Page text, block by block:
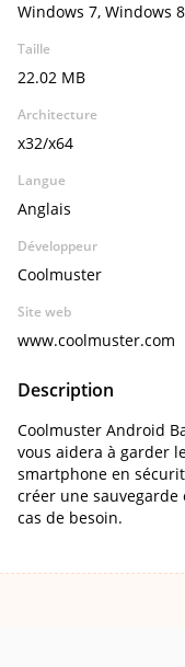
Windows 7, Windows
Taille
22.02 MB
Architecture
x32/x64
Langue
Anglais
Développeur
Coolmuster
Site web
www.coolmuster.com
Description
Coolmuster Android
vous aidera à garder
smartphone en
créer une
cas de besoin.